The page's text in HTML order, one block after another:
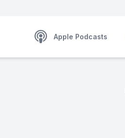
Apple Podcasts